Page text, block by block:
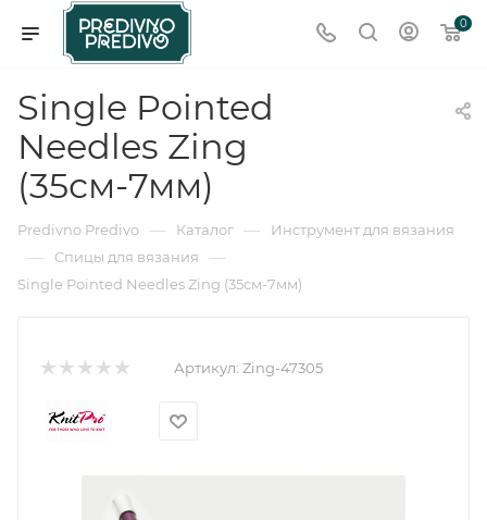
0
Single Pointed
Needles Zing
(35см-7мм)
Predivno Predivo — Каталог — Инструмент для вязания
— Спицы для вязания —
Single Pointed Needles Zing (35см-7мм)
Артикул: Zing-47305